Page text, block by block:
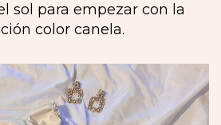
sol para empezar con la
color canela.